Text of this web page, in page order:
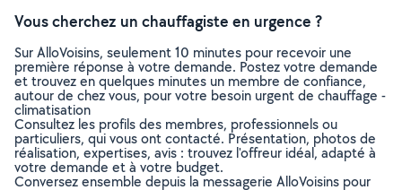
Vous cherchez un chauffagiste en urgence ?
Sur AlloVoisins, seulement 10 minutes pour recevoir une
première réponse à votre demande. Postez votre demande
et trouvez en quelques minutes un membre de confiance,
autour de chez vous, pour votre besoin urgent de chauffage -
climatisation
Consultez les profils des membres, professionnels ou
particuliers, qui vous ont contacté. Présentation, photos de
réalisation, expertises, avis : trouvez l'offreur idéal, adapté à
votre demande et à votre budget.
Conversez ensemble depuis la messagerie AlloVoisins pour